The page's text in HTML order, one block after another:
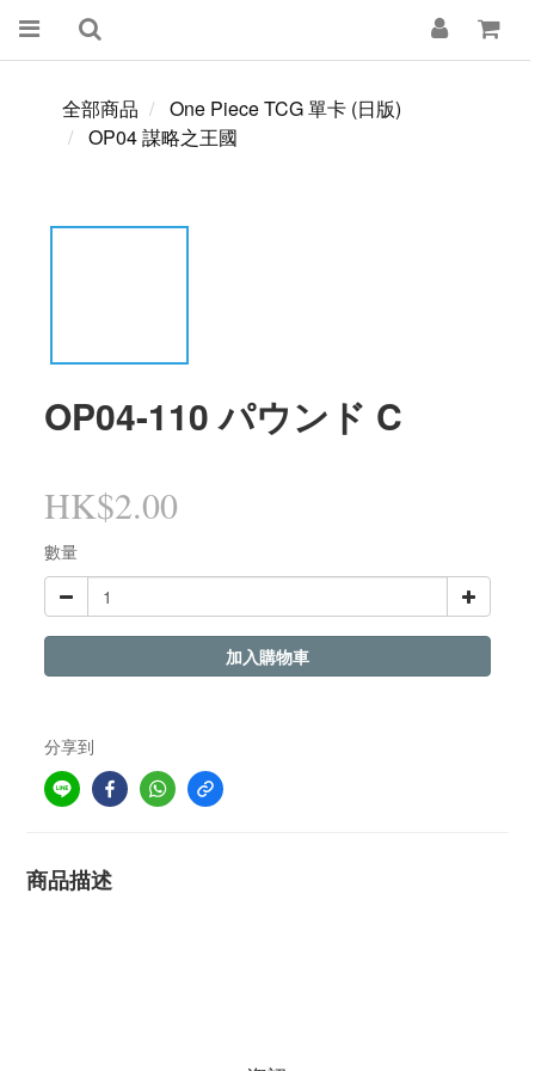
全部商品
One Piece TCG 單卡 (日版)
OP04 謀略之王國
OP04-110 パウンド C
HK$2.00
數量
加入購物車
分享到
商品描述